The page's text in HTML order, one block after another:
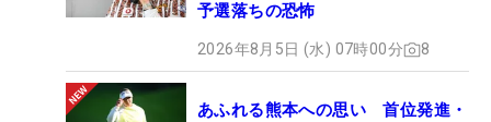
予選落ちの恐怖
2026年8月5日 (水) 07時00分 8
あふれる熊本への思い 首位発進・